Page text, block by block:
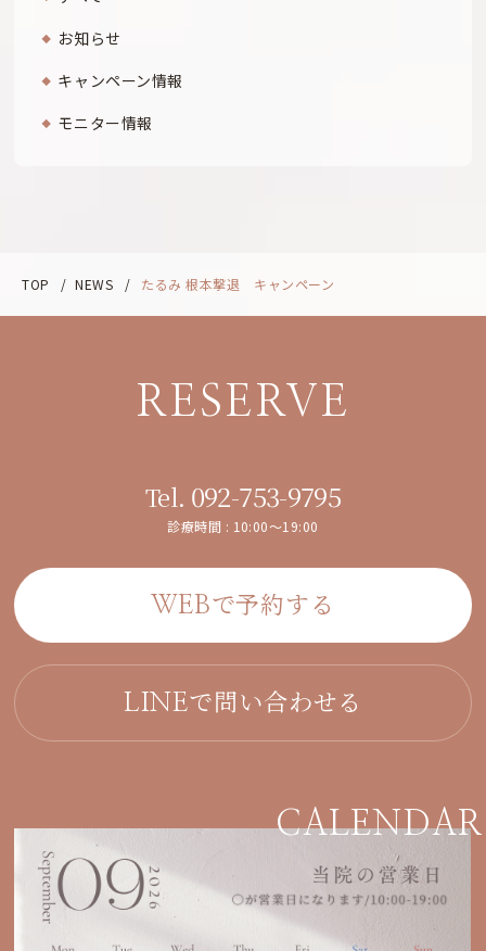
お知らせ
キャンペーン情報
モニター情報
TOP / NEWS / たるみ 根本撃退 キャンペーン
RESERVE
Tel. 092-753-9795
診療時間 : 10:00～19:00
WEBで予約する
LINEで問い合わせる
CALENDAR